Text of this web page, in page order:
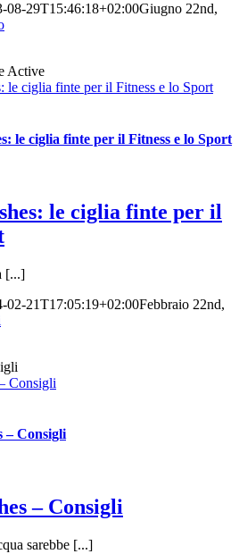
08-29T15:46:18+02:00Giugno 22nd,
le ciglia finte per il Fitness e lo Sport
le ciglia finte per il Fitness e lo Sport
le ciglia finte per il
[...]
02-21T17:05:19+02:00Febbraio 22nd,
Consigli
– Consigli
– Consigli
sarebbe [...]